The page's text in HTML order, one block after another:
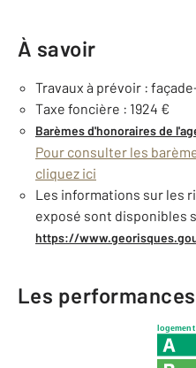
À savoir
Travaux à prévoir :
Taxe foncière : 1924 €
Barèmes d'honoraires de
Pour consulter les
cliquez ici
Les informations sur les
exposé sont disponibles
https://
Les